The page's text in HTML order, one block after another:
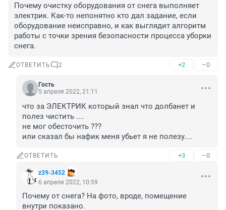
Почему очистку оборудования от снега выполняет
электрик. Как-то непонятно кто дал задание, если
оборудование неисправно, и как выглядит алгоритм
работы с точки зрения безопасности процесса уборки
снега.
ОТВЕТИТЬ 2 +2 –0
Гость
5 апреля 2022, 21:11
что за ЭЛЕКТРИК который знал что долбанет и
полез чистить ....
не мог обесточить ???
или сказал бы нафик меня убьет я не полезу....
ОТВЕТИТЬ +3 –0
z39-3452
6 апреля 2022, 10:59
Почему от снега? На фото, вроде, помещение
внутри показано.